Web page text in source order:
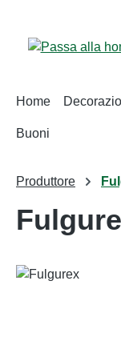
Home
Buoni
Produttore